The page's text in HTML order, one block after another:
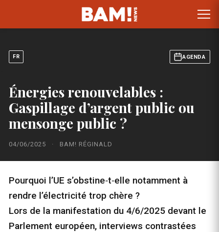
FR AGENDA
Énergies renouvelables :
Gaspillage d’argent public ou
mensonge public ?
04/06/2025 · BAM! RÉGINALD
Pourquoi l’UE s’obstine‑t‑elle notamment à
rendre l’électricité trop chère ?
Lors de la manifestation du 4/6/2025 devant le
Parlement européen, interviews contrastées